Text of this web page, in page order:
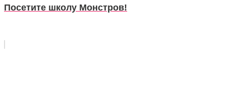
Посетите школу Монстров!